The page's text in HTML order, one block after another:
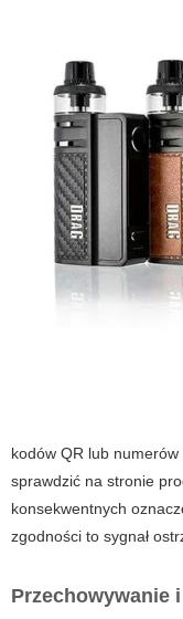
kodów QR lub
sprawdzić na stronie
konsekwentnych
zgodności to sygnał
Przechowywanie